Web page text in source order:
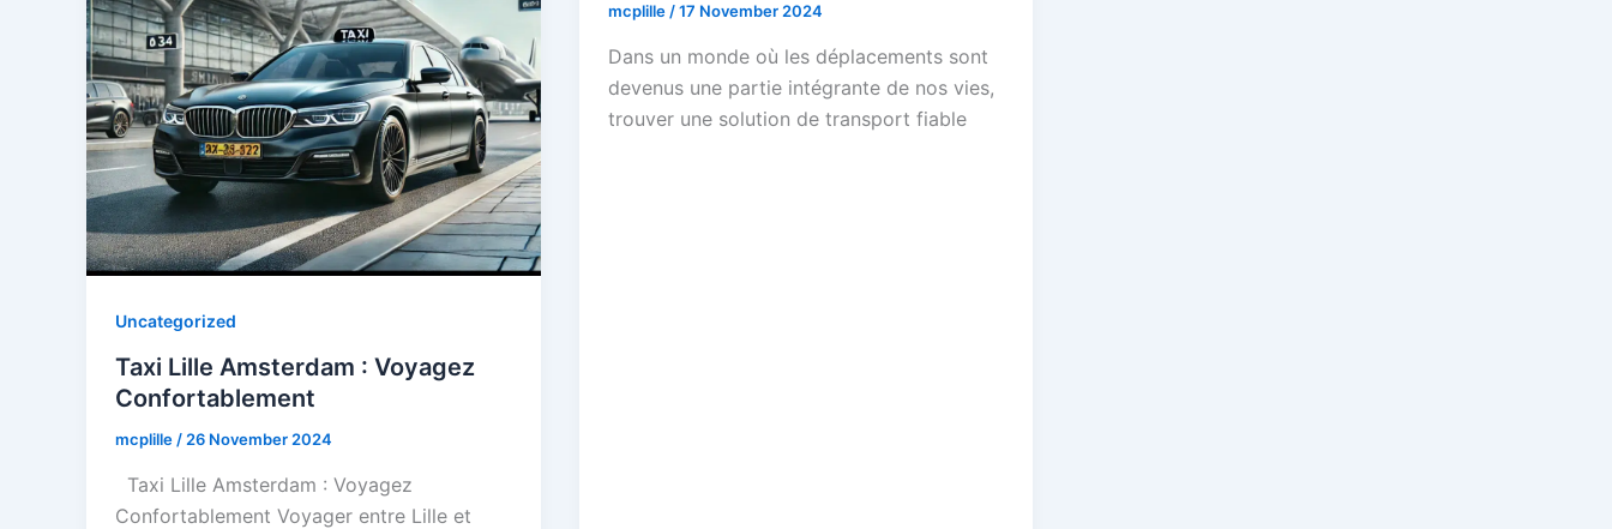
Uncategorized
Taxi Lille Amsterdam : Voyagez
Confortablement
mcplille / 26 November 2024
Taxi Lille Amsterdam : Voyagez
Confortablement Voyager entre Lille et
mcplille/17 November 2024
Dans un monde où les déplacements sont
devenus une partie intégrante de nos vies,
trouver une solution de transport fiable